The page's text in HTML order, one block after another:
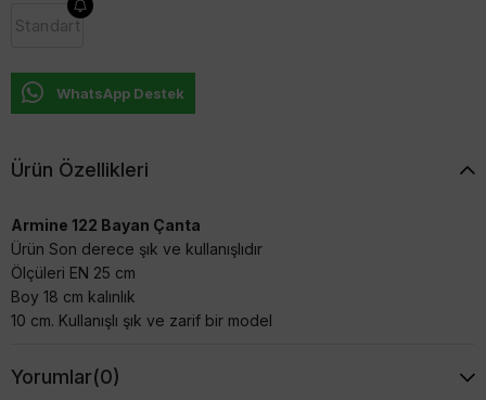
Standart
WhatsApp Destek
Ürün Özellikleri
Armine 122 Bayan Çanta
Ürün Son derece şık ve kullanışlıdır
Ölçüleri EN 25 cm
Boy 18 cm kalınlık
10 cm. Kullanışlı şık ve zarif bir model
Yorumlar(0)